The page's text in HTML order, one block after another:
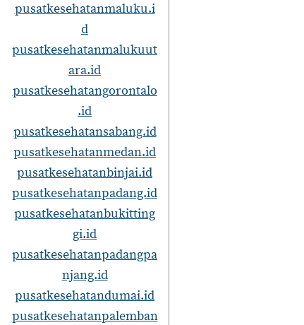
pusatkesehatanmaluku.i
d
pusatkesehatanmalukuut
ara.id
pusatkesehatangorontalo
.id
pusatkesehatansabang.id
pusatkesehatanmedan.id
pusatkesehatanbinjai.id
pusatkesehatanpadang.id
pusatkesehatanbukitting
gi.id
pusatkesehatanpadangpa
njang.id
pusatkesehatandumai.id
pusatkesehatanpalemban